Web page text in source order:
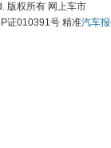
版权所有 网上车市
证010391号 精准汽车